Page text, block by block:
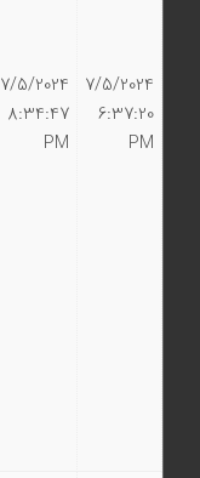
7/5/2024
6:37:20
PM
7/5/2024
8:34:47
PM